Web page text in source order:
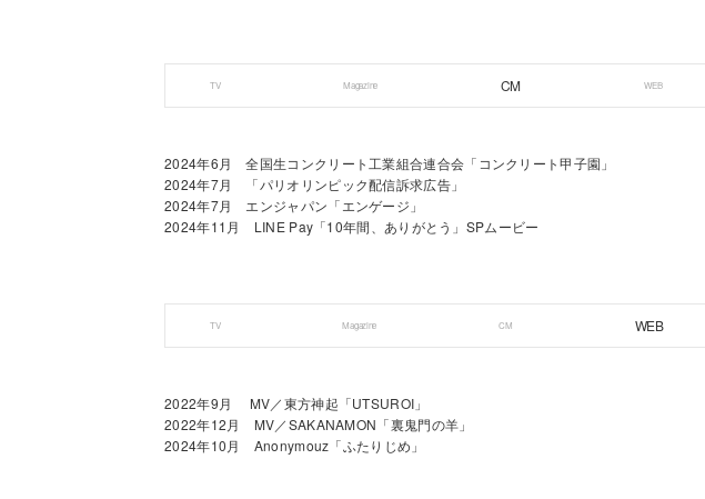
TV Magazine CM WEB
2024年6月 全国生コンクリート工業組合連合会「コンクリート甲子園」
2024年7月 「パリオリンピック配信訴求広告」
2024年7月 エンジャパン「エンゲージ」
2024年11月 LINE Pay「10年間、ありがとう」SPムービー
TV Magazine CM WEB
2022年9月 MV／東方神起「UTSUROI」
2022年12月 MV／SAKANAMON「裏鬼門の羊」
2024年10月 Anonymouz「ふたりじめ」